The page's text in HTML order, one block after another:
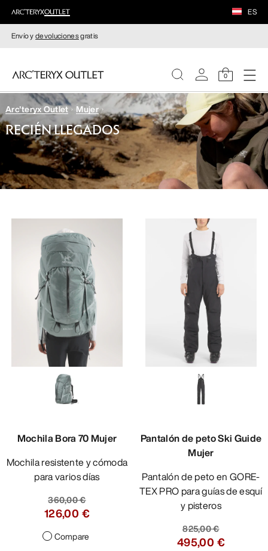
ES
Envío ydevolucionesgratis
0
MUJERE
HOMBRE
Arc'teryx Outlet Mujer
RECIÉN LLEGADOS
Mochila Bora 70 Mujer
Mochila resistente y cómoda
para varios días
360,00 €
126,00 €
Compare
Pantalón de peto Ski Guide
Mujer
Pantalón de peto en GORE-
TEX PRO para guías de esquí
y pisteros
825,00 €
495,00 €